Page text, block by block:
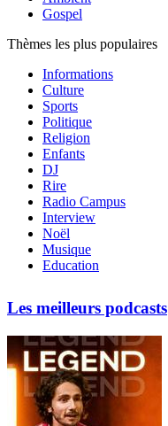
Gospel
Thèmes les plus populaires
Informations
Culture
Sports
Politique
Religion
Enfants
DJ
Rire
Radio Campus
Interview
Noël
Musique
Education
Les meilleurs podcasts